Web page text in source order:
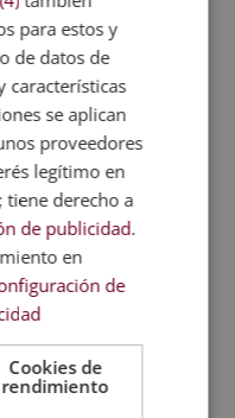
de las
sobre la
la gestión
y la
específicos
Estarás
proyectos de
de
para
y de
de la
para estos y
de datos de
características
se aplican
proveedores
legítimo en
derecho a
de publicidad.
en
de
Cookies de
rendimiento